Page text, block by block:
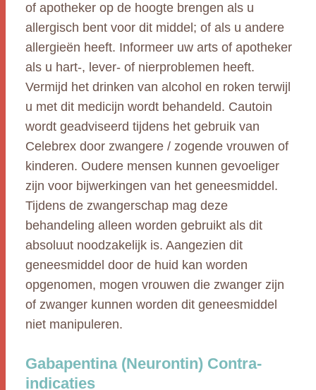
of apotheker op de hoogte brengen als u
allergisch bent voor dit middel; of als u andere
allergieën heeft. Informeer uw arts of apotheker
als u hart-, lever- of nierproblemen heeft.
Vermijd het drinken van alcohol en roken terwijl
u met dit medicijn wordt behandeld. Cautoin
wordt geadviseerd tijdens het gebruik van
Celebrex door zwangere / zogende vrouwen of
kinderen. Oudere mensen kunnen gevoeliger
zijn voor bijwerkingen van het geneesmiddel.
Tijdens de zwangerschap mag deze
behandeling alleen worden gebruikt als dit
absoluut noodzakelijk is. Aangezien dit
geneesmiddel door de huid kan worden
opgenomen, mogen vrouwen die zwanger zijn
of zwanger kunnen worden dit geneesmiddel
niet manipuleren.
Gabapentina (Neurontin) Contra-
indicaties